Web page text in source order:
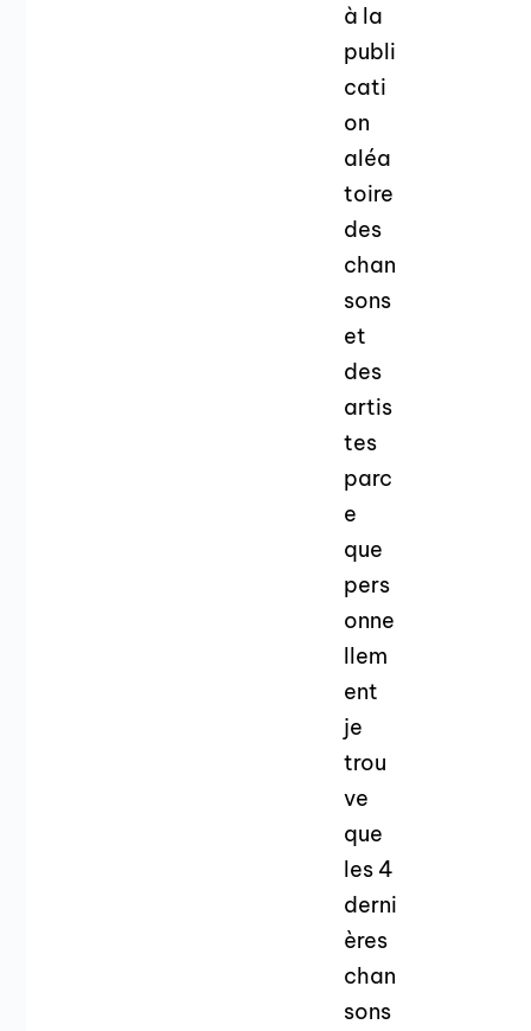
à la
publi
cati
on
aléa
toire
des
chan
sons
et
des
artis
tes
parc
e
que
pers
onne
llem
ent
je
trou
ve
que
les 4
derni
ères
chan
sons